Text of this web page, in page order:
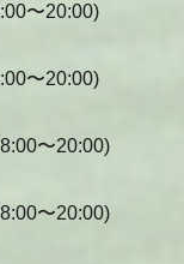
〜20:00)
〜20:00)
〜20:00)
〜20:00)